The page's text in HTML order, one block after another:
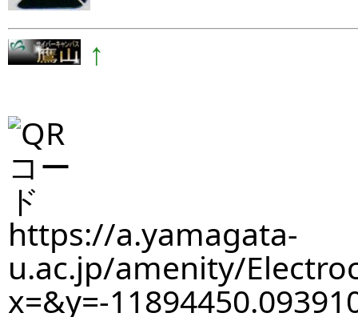
↑
https://a.yamagata-
u.ac.jp/amenity/
x=&y=-